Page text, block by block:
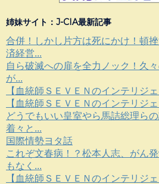
姉妹サイト：J-CIA最新記事
合併！しかし片方は死にかけ！頓
済経営...
自ら破滅への扉を全力ノック！久
が...
【血統師ＳＥＶＥＮのインテリジ
【血統師ＳＥＶＥＮのインテリジ
どうでもいい皇室やら馬詰総理ら
着々と...
国際情勢ヨタ話
これぞ文春病！？松本人志、がん
もなく...
【血統師ＳＥＶＥＮのインテリジ